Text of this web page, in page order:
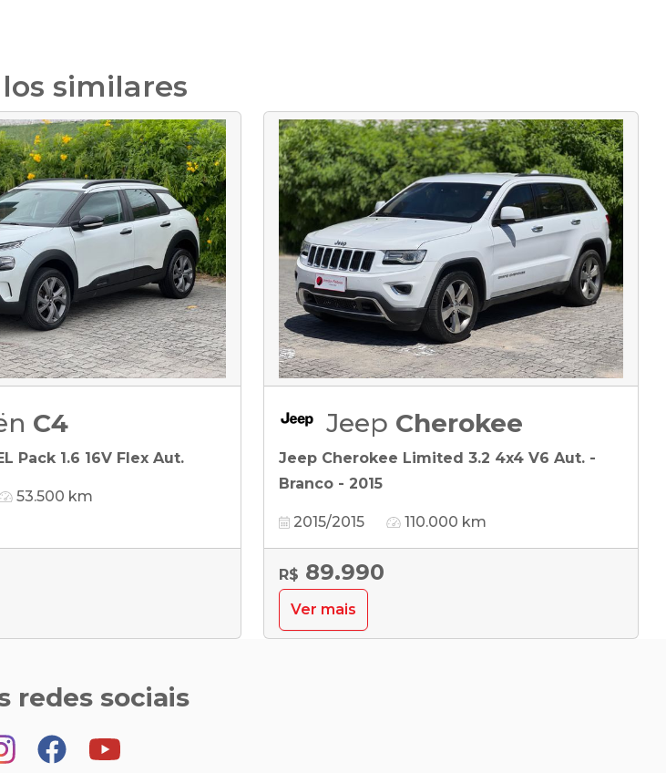
similares
C4
Pack 1.6 16V Flex Aut.
53.500 km
Jeep Cherokee
Jeep Cherokee Limited 3.2 4x4 V6 Aut. -
Branco - 2015
2015/2015 110.000 km
R$ 89.990
Ver mais
redes sociais